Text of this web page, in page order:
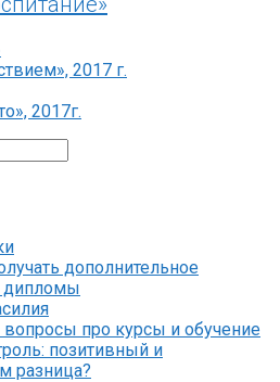
2017 г.
2017г.
дополнительное
дипломы
про курсы и обучение
позитивный и
разница?